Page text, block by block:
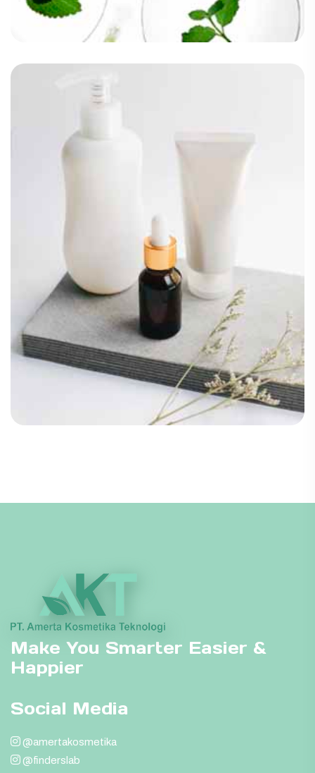
Make You Smarter Easier &
Happier
Social Media
@amertakosmetika
@finderslab